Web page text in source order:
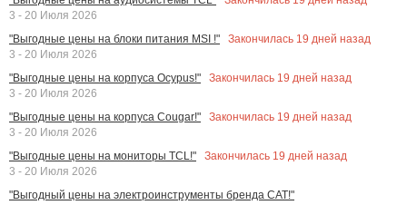
3 - 20 Июля 2026
"Выгодные цены на блоки питания MSI !"
Закончилась 19 дней назад
3 - 20 Июля 2026
"Выгодные цены на корпуса Ocypus!"
Закончилась 19 дней назад
3 - 20 Июля 2026
"Выгодные цены на корпуса Cougar!"
Закончилась 19 дней назад
3 - 20 Июля 2026
"Выгодные цены на мониторы TCL!"
Закончилась 19 дней назад
3 - 20 Июля 2026
"Выгодный цены на электроинструменты бренда CAT!"